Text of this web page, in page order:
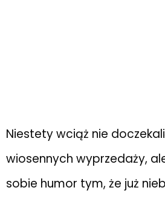
Niestety wciąż nie
wiosennych wyprzedaży,
sobie humor tym, że już